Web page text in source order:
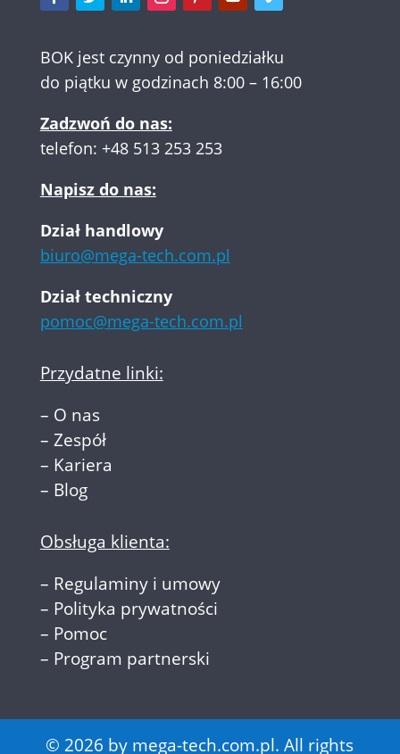
BOK jest czynny od poniedziałku
do piątku w godzinach 8:00 – 16:00
Zadzwoń do nas:
telefon: +48 513 253 253
Napisz do nas:
Dział handlowy
biuro@mega-tech.com.pl
Dział techniczny
pomoc@mega-tech.com.pl
Przydatne linki:
– O nas
– Zespół
– Kariera
– Blog
Obsługa klienta:
– Regulaminy i umowy
– Polityka prywatności
– Pomoc
– Program partnerski
© 2026 by mega-tech.com.pl. All rights